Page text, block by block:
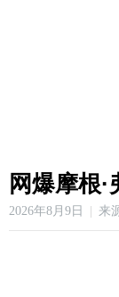
网爆摩根
2026年8月9日 来